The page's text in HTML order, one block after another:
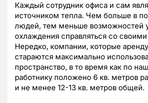
Каждый сотрудник офиса и сам
источником тепла. Чем больше в
людей, тем меньше возможностей
охлаждения справляться со
Нередко, компании, которые
стараются максимально
пространство, в то время как по
работнику положено 6 кв. метров
и не менее 12-13 кв. метров общей.